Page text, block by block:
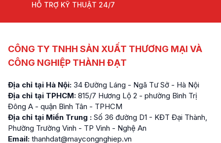
HỖ TRỢ KỸ THUẬT 24/7
CÔNG TY TNHH SẢN XUẤT THƯƠNG MẠI VÀ
CÔNG NGHIỆP THÀNH ĐẠT
Địa chỉ tại Hà Nội: 34 Đường Láng - Ngã Tư Sở - Hà Nội
Địa chỉ tại TPHCM: 815/7 Hương Lộ 2 - phường Bình Trị
Đông A - quận Bình Tân - TPHCM
Địa chỉ tại Miền Trung : Số 36 đường D1 - KĐT Đại Thành,
Phường Trường Vinh - TP Vinh - Nghệ An
Email: thanhdat@maycongnghiep.vn